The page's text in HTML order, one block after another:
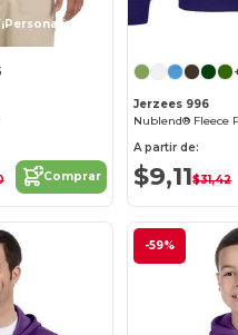
¡Personalízalo!
Comprar
Jerzees 996
Nublend® Fleece
A partir de:
$9,11$31,42
-59%